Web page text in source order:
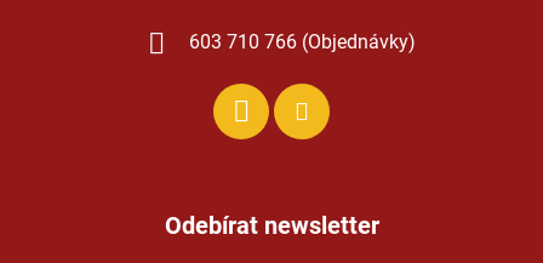
603 710 766 (Objednávky)
Odebírat newsletter